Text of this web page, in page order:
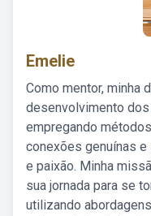
Emelie
Como mentor, minha
desenvolvimento
empregando
conexões genuínas
e paixão. Minha
sua jornada para se
utilizando